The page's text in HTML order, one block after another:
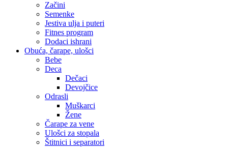
Začini
Semenke
Jestiva ulja i puteri
Fitnes program
Dodaci ishrani
Obuća, čarape, ulošci
Bebe
Deca
Dečaci
Devojčice
Odrasli
Muškarci
Žene
Čarape za vene
Ulošci za stopala
Štitnici i separatori